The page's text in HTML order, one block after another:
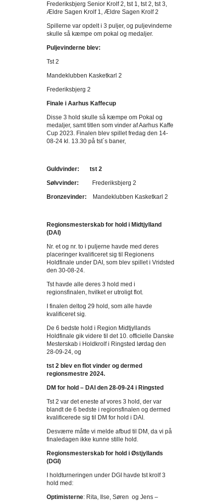
Frederiksbjerg Senior Krolf 2, tst 1, tst 2, tst 3,
Ældre Sagen Krolf 1, Ældre Sagen Krolf 2
Spillerne var opdelt i 3 puljer, og puljevinderne
skulle så kæmpe om pokal og medaljer.
Puljevinderne blev:
Tst 2
Mandeklubben Kasketkarl 2
Frederiksbjerg 2
Finale i Aarhus Kaffecup
Disse 3 hold skulle så kæmpe om Pokal og
medaljer, samt titlen som vinder af Aarhus Kaffe
Cup 2023. Finalen blev spillet fredag den 14-
08-24 kl. 13.30 på tst´s baner,
Guldvinder: tst 2
Sølvvinder:
Frederiksbjerg 2
Bronzevinder:
Mandeklubben Kasketkarl 2
Regionsmesterskab for hold i Midtjylland
(DAI)
Nr. et og nr. to i puljerne havde med deres
placeringer kvalificeret sig til Regionens
Holdfinale under DAI, som blev spillet i Vridsted
den 30-08-24.
Tst havde alle deres 3 hold med i
regionsfinalen, hvilket er utroligt flot.
I finalen deltog 29 hold, som alle havde
kvalificeret sig.
De 6 bedste hold i Region Midtjyllands
Holdfinale gik videre til det 10. officielle Danske
Mesterskab i Holdkrolf i Ringsted lørdag den
28-09-24, og
tst 2 blev en flot vinder og dermed
regionsmestre 2024.
DM for hold – DAI den 28-09-24 i Ringsted
Tst 2 var det eneste af vores 3 hold, der var
blandt de 6 bedste i regionsfinalen og dermed
kvalificerede sig til DM for hold i DAI.
Desværre måtte vi melde afbud til DM, da vi på
finaledagen ikke kunne stille hold.
Regionsmesterskab for hold i Østjyllands
(DGI)
I holdturneringen under DGI havde tst krolf 3
hold med:
Optimisterne: Rita, Ilse, Søren og Jens –